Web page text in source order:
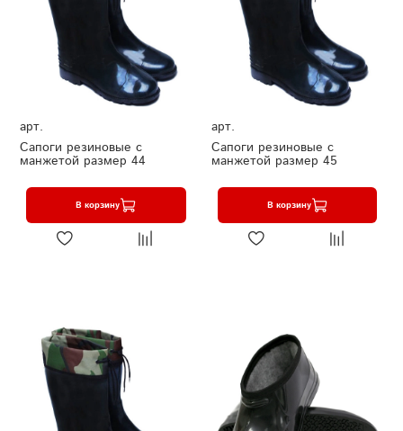
арт.
Сапоги резиновые с
манжетой размер 44
В корзину
арт.
Сапоги резиновые с
манжетой размер 45
В корзину